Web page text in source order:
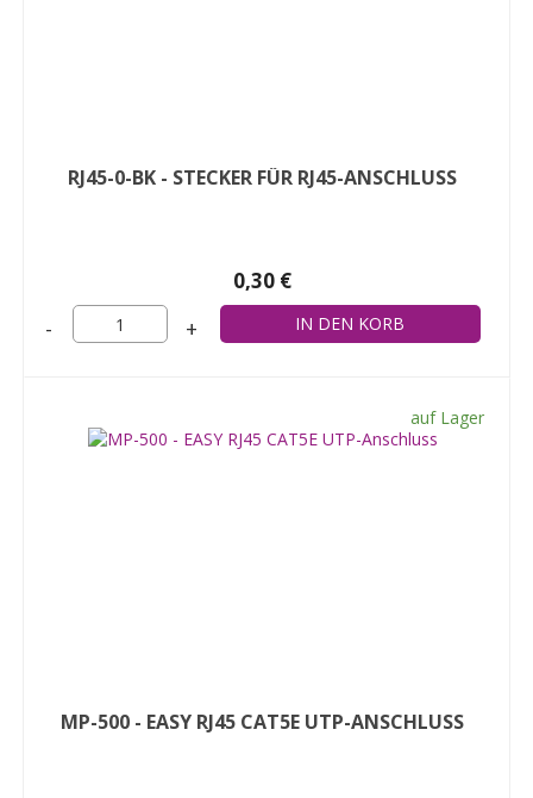
RJ45-0-BK - STECKER FÜR RJ45-ANSCHLUSS
0,30 €
- +
auf Lager
MP-500 - EASY RJ45 CAT5E UTP-ANSCHLUSS